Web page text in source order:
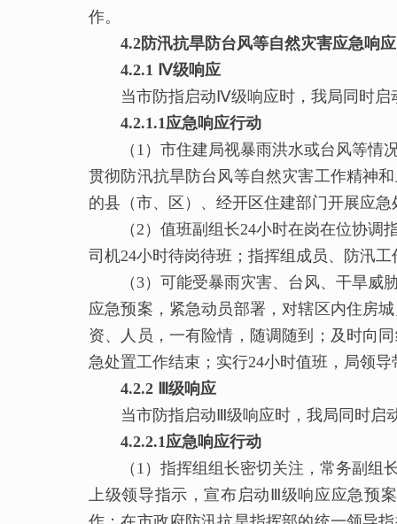
作。
4.2防汛抗旱防台风等自然灾害应急响应
4.2.1 Ⅳ级响应
当市防指启动Ⅳ级响应时，我局同时启
4.2.1.1应急响应行动
（1）市住建局视暴雨洪水或台风等情况
贯彻防汛抗旱防台风等自然灾害工作精神
的县（市、区）、经开区住建部门开展应
（2）值班副组长24小时在岗在位协调指
司机24小时待岗待班；指挥组成员、防汛
（3）可能受暴雨灾害、台风、干旱威胁
应急预案，紧急动员部署，对辖区内住房
资、人员，一有险情，随调随到；及时向
急处置工作结束；实行24小时值班，局领
4.2.2 Ⅲ级响应
当市防指启动Ⅲ级响应时，我局同时启
4.2.2.1应急响应行动
（1）指挥组组长密切关注，常务副组长
上级领导指示，宣布启动Ⅲ级响应应急预